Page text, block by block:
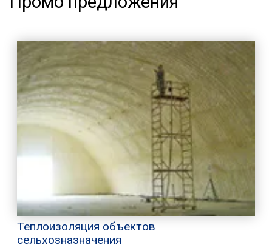
Теплоизоляция объектов
сельхозназначения